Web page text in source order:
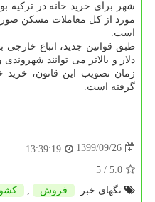
مورد از کل معاملات مسکن
است.
دلار و بالاتر می توانند
زمان تصویب این قانون،
گرفته است.
1399/09/26
13:39:19
5.0
/ 5
تگهای خبر:
فروش